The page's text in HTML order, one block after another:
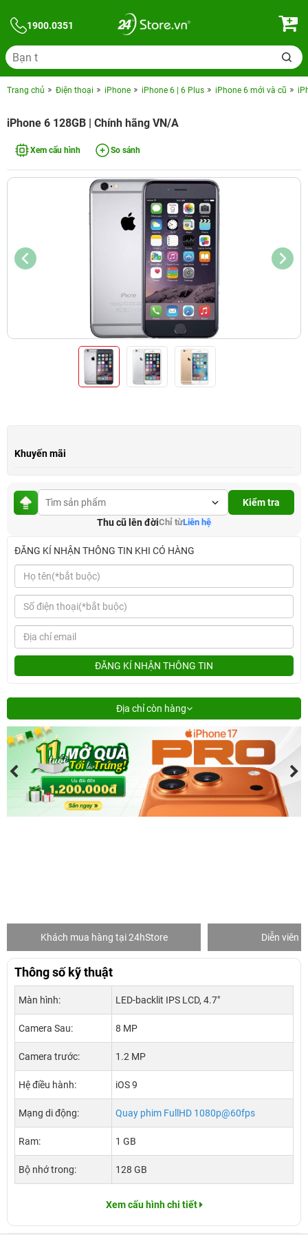
1900.0351
Trang chủ Điện thoại iPhone iPhone 6 | 6 Plus iPhone 6 mới và cũ
iPhone 6 128GB | Chính hãng VN/A
Xem cấu hình So sánh
Khuyến mãi
Kiểm tra
Thu cũ lên đờiChỉ từLiên hệ
ĐĂNG KÍ NHẬN THÔNG TIN KHI CÓ HÀNG
ĐĂNG KÍ NHẬN THÔNG TIN
Địa chỉ còn hàng
Khách mua hàng tại 24hStore Diễn viên
Thông số kỹ thuật
Màn hình: LED-backlit IPS LCD, 4.7"
Camera Sau: 8 MP
Camera trước: 1.2 MP
Hệ điều hành: iOS 9
Mạng di động: Quay phim FullHD 1080p@60fps
Ram: 1 GB
Bộ nhớ trong: 128 GB
Xem cấu hình chi tiết